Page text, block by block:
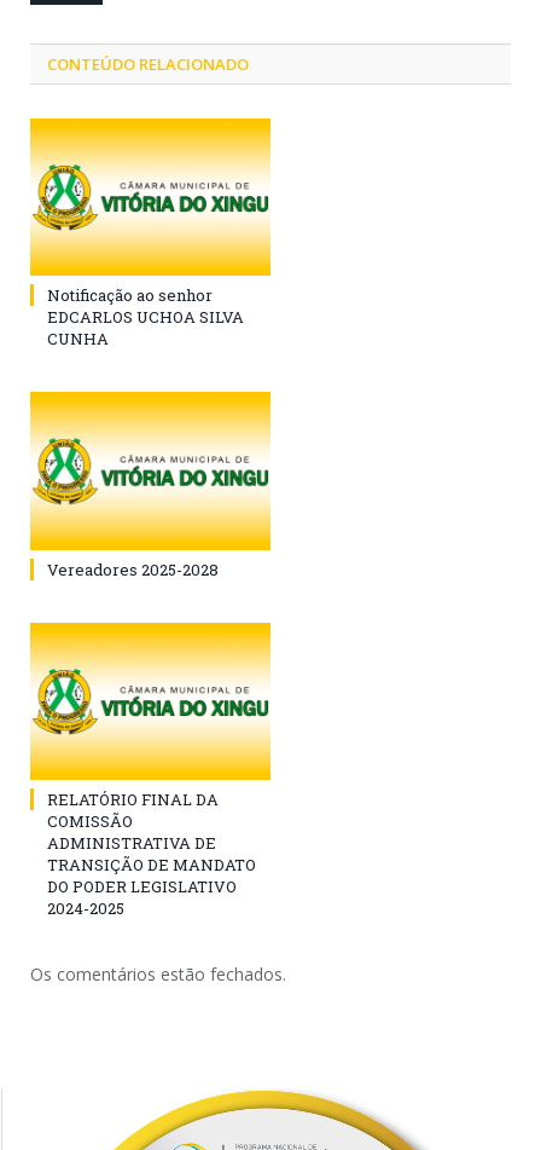
CONTEÚDO RELACIONADO
Notificação ao senhor
EDCARLOS UCHOA SILVA
CUNHA
Vereadores 2025-2028
RELATÓRIO FINAL DA
COMISSÃO
ADMINISTRATIVA DE
TRANSIÇÃO DE MANDATO
DO PODER LEGISLATIVO
2024-2025
Os comentários estão fechados.